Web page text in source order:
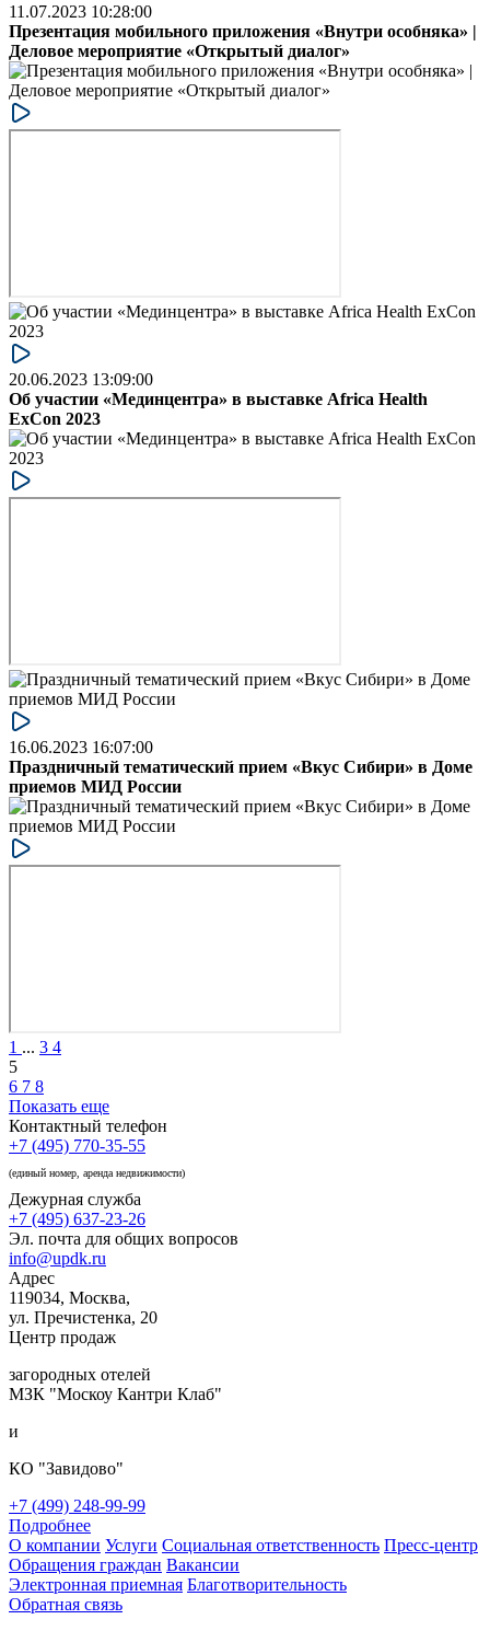
11.07.2023 10:28:00
Презентация мобильного приложения «Внутри особняка» |
Деловое мероприятие «Открытый диалог»
20.06.2023 13:09:00
Об участии «Мединцентра» в выставке Africa Health
ExCon 2023
16.06.2023 16:07:00
Праздничный тематический прием «Вкус Сибири» в Доме
приемов МИД России
1 ... 3 4
5
6 7 8
Показать еще
Контактный телефон
+7 (495) 770-35-55
(единый номер, аренда недвижимости)
Дежурная служба
+7 (495) 637-23-26
Эл. почта для общих вопросов
info@updk.ru
Адрес
119034, Москва,
ул. Пречистенка, 20
Центр продаж
загородных отелей
МЗК "Москоу Кантри Клаб"
и
КО "Завидово"
+7 (499) 248-99-99
Подробнее
О компании Услуги Социальная ответственность Пресс-центр
Обращения граждан Вакансии
Электронная приемная Благотворительность
Обратная связь